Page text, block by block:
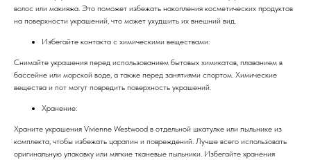
волос или макияжа. Это поможет избежать накопления косметических продуктов
на поверхности украшений, что может ухудшить их внешний вид.
Избегайте контакта с химическими веществами:
Снимайте украшения перед использованием бытовых химикатов, плаванием в
бассейне или морской воде, а также перед занятиями спортом. Химические
вещества и пот могут повредить поверхность украшений.
Хранение:
Храните украшения Vivienne Westwood в отдельной шкатулке или пыльнике из
комплекта, чтобы избежать царапин и повреждений. Лучше всего использовать
оригинальную упаковку или мягкие тканевые пыльники. Избегайте хранения